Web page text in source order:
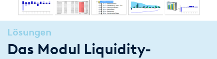
Lösungen
Das Modul Liquidity-